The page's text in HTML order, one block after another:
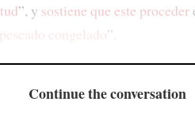
”, y sostiene que este proceder
congelado”.
Continue the conversation